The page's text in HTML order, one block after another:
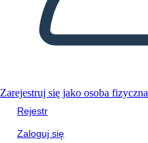
Zarejestruj się jako osoba fizyczna
Rejestr
Zaloguj się